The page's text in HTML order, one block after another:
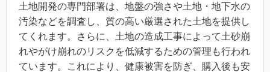
土地開発の専門部署は、地盤の強さや土地・地下水の
汚染などを調査し、質の高い厳選された土地を提供し
てくれます。さらに、土地の造成工事によって土砂崩
れやがけ崩れのリスクを低減するための管理も行われ
ています。これにより、健康被害を防ぎ、購入後も安